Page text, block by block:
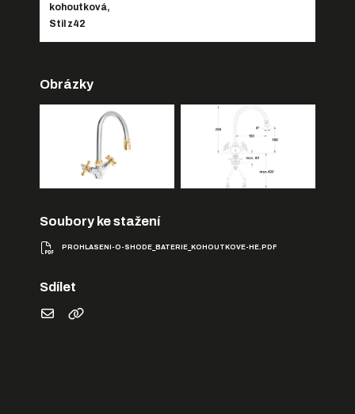
Obrázky
Soubory ke stažení
PROHLASENI-O-SHODE_BATERIE_KOHOUTKOVE-HE.PDF
Sdílet
kohoutková,
Stil z42